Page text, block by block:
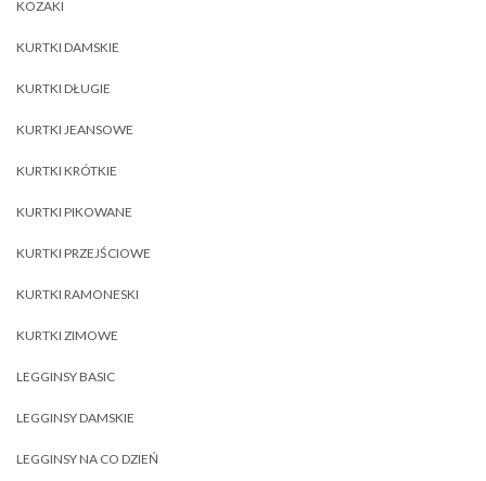
KOZAKI
KURTKI DAMSKIE
KURTKI DŁUGIE
KURTKI JEANSOWE
KURTKI KRÓTKIE
KURTKI PIKOWANE
KURTKI PRZEJŚCIOWE
KURTKI RAMONESKI
KURTKI ZIMOWE
LEGGINSY BASIC
LEGGINSY DAMSKIE
LEGGINSY NA CO DZIEŃ